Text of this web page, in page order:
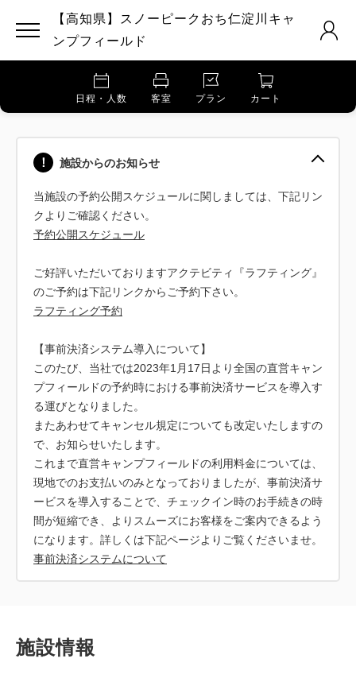
【高知県】スノーピークおち仁淀川キャ
ンプフィールド
日程・人数 客室 プラン カート
施設からのお知らせ
当施設の予約公開スケジュールに関しましては、下記リン
予約公開スケジュール
ご好評いただいておりますアクテビティ『ラフティング』
ラフティング予約
【事前決済システム導入について】
このたび、当社では2023年1月17日より全国の直営キャン
プフィールドの予約時における事前決済サービスを導入す
る運びとなりました。
またあわせてキャンセル規定についても改定いたしますの
で、お知らせいたします。
これまで直営キャンプフィールドの利用料金については、
現地でのお支払いのみとなっておりましたが、事前決済サ
ービスを導入することで、チェックイン時のお手続きの時
間が短縮でき、よりスムーズにお客様をご案内できるよう
事前決済システムについて
施設情報